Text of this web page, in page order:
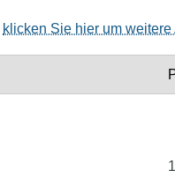
klicken Sie hier um